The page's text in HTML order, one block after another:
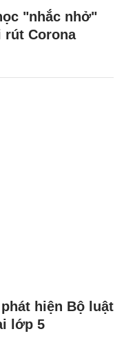
"nhắc nhở"
rút Corona
hiện Bộ luật
lớp 5